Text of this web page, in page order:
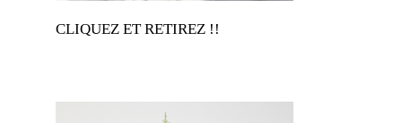
CLIQUEZ ET RETIREZ !!